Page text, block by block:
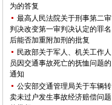
为的答复
最高人民法院关于刑事第二审
判决改变第一审判决认定的罪名
后能否加重附加刑的批复
民政部关于军人、机关工作人
员因交通事故死亡的抚恤问题的
通知
公安部交通管理局关于车辆转
卖未过户发生事故经济赔偿问题